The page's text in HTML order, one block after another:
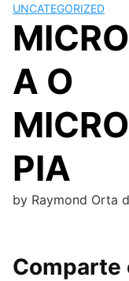
UNCATEGORIZED
A O
PIA
by Raymond Orta
Comparte